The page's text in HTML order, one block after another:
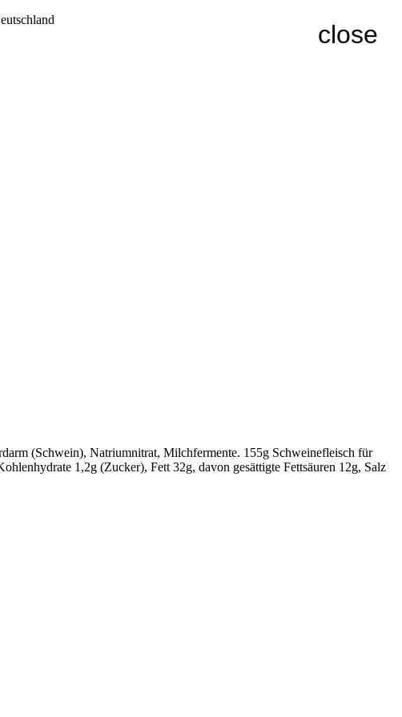
close
(Schwein), Natriumnitrat, Milchfermente. 155g Schweinefleisch für
1,2g (Zucker), Fett 32g, davon gesättigte Fettsäuren 12g, Salz